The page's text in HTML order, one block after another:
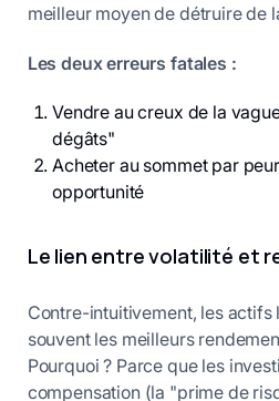
meilleur moyen de détruire de
Les deux erreurs fatales :
Vendre au creux de la
dégâts"
Acheter au sommet par
opportunité
Le lien entre volatilité et
Contre-intuitivement, les
souvent les meilleurs
Pourquoi ? Parce que les
compensation (la "prime de